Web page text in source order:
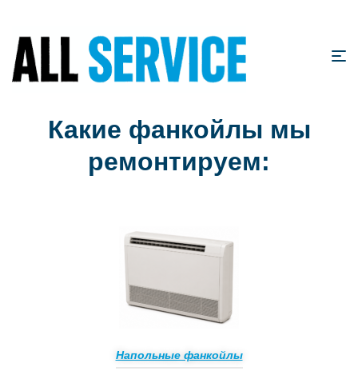
Какие фанкойлы мы
ремонтируем:
Напольные фанкойлы